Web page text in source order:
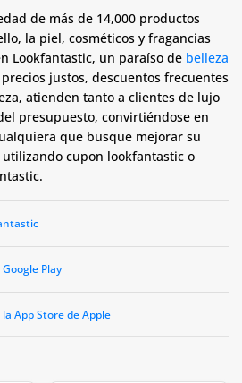
de más de 14,000 productos
la piel, cosméticos y fragancias
Lookfantastic, un paraíso de belleza
justos, descuentos frecuentes
atienden tanto a clientes de lujo
presupuesto, convirtiéndose en
que busque mejorar su
cupon lookfantastic o
Play
App Store de Apple